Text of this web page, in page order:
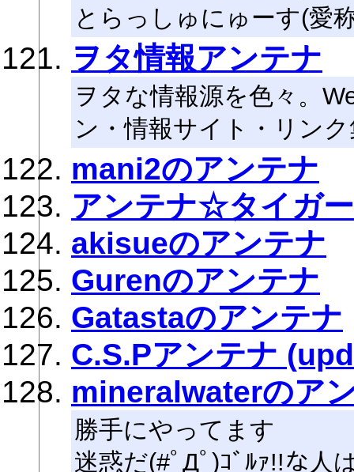
とらっしゅにゅーす(愛
ヲタ情報アンテナ
ヲタな情報源を色々。
ン・情報サイト・リン
mani2のアンテナ
アンテナ☆タイガー
akisueのアンテナ
Gurenのアンテナ
Gatastaのアンテナ
C.S.Pアンテナ
mineralwaterのア
勝手にやってます
迷惑だ(#ﾟДﾟ)ｺﾞﾙｧ!!な人